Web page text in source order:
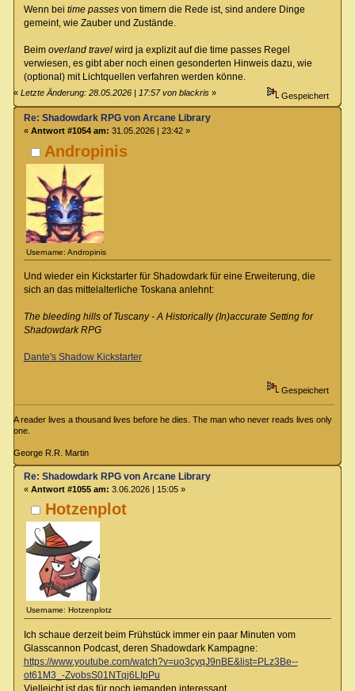
Wenn bei time passesvon timern die Rede ist, sind andere Dinge
gemeint, wie Zauber und Zustände.
Beim overland travelwird ja explizit auf die time passes Regel
verwiesen, es gibt aber noch einen gesonderten Hinweis dazu, wie
(optional) mit Lichtquellen verfahren werden könne.
«Letzte Änderung: 28.05.2026 | 17:57 von blackris » Gespeichert
Andropinis
Username: Andropinis
Re: Shadowdark RPG von Arcane Library
« Antwort #1054 am: 31.05.2026 | 23:42 »
Und wieder ein Kickstarter für Shadowdark für eine Erweiterung, die
sich an das mittelalterliche Toskana anlehnt:
The bleeding hills of Tuscany - A Historically (In)accurate Setting for
Shadowdark RPG
Dante's Shadow Kickstarter
Gespeichert
A reader lives a thousand lives before he dies. The man who never reads lives only
one.
George R.R. Martin
Hotzenplot
Username: Hotzenplotz
Re: Shadowdark RPG von Arcane Library
« Antwort #1055 am: 3.06.2026 | 15:05 »
Ich schaue derzeit beim Frühstück immer ein paar Minuten vom
Glasscannon Podcast, deren Shadowdark Kampagne:
https://www.youtube.com/watch?v=uo3cyqJ9nBE&list=PLz3Be--
ot61M3_-ZvobsS01NTqj6LIpPu
Vielleicht ist das für noch jemanden interessant.